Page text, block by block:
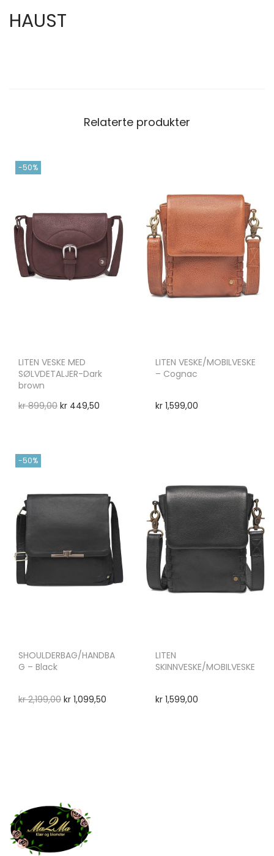
HAUST
Relaterte produkter
-50%
LITEN VESKE MED
SØLVDETALJER-Dark
brown
kr899,00 kr 449,50
LITEN VESKE/MOBILVESKE
– Cognac
kr1,599,00
-50%
SHOULDERBAG/HANDBA
G – Black
kr2,199,00 kr 1,099,50
LITEN
SKINNVESKE/MOBILVESKE
kr1,599,00